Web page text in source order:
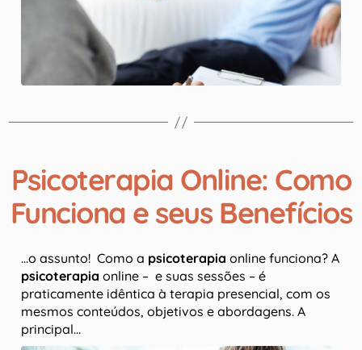
Psicoterapia Online: Como
Funciona e seus Benefícios
…o assunto! Como a psicoterapia online funciona? A
psicoterapia online – e suas sessões – é
praticamente idêntica à terapia presencial, com os
mesmos conteúdos, objetivos e abordagens. A
principal…